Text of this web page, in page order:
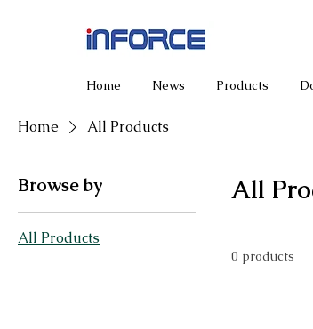
Home News Products
Home All Products
Browse by
All Products
All
0 products